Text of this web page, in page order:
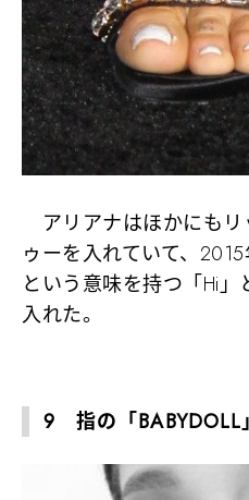
アリアナはほかにもリ
ゥーを入れていて、
という意味を持つ「Hi
入れた。
9 指の「BABYDOLL」